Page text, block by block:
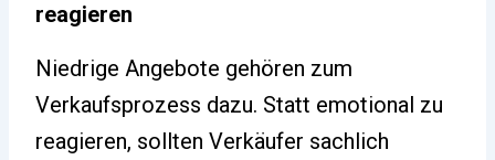
reagieren
Niedrige Angebote gehören zum
Verkaufsprozess dazu. Statt emotional zu
reagieren, sollten Verkäufer sachlich